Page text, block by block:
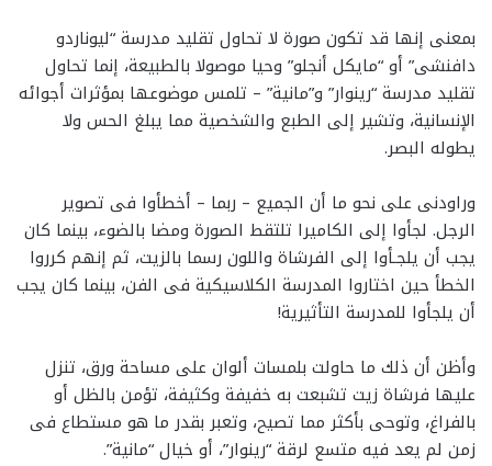
بمعنى إنها قد تكون صورة لا تحاول تقليد مدرسة “ليوناردو
دافنشى” أو “مايكل أنجلو” وحيا موصولا بالطبيعة، إنما تحاول
تقليد مدرسة “رينوار” و”مانية” – تلمس موضوعها بمؤثرات أجوائه
الإنسانية، وتشير إلى الطبع والشخصية مما يبلغ الحس ولا
يطوله البصر.
وراودنى على نحو ما أن الجميع – ربما – أخطأوا فى تصوير
الرجل. لجأوا إلى الكاميرا تلتقط الصورة ومضا بالضوء، بينما كان
يجب أن يلجـأوا إلى الفرشاة واللون رسما بالزيت، ثم إنهم كرروا
الخطأ حين اختاروا المدرسة الكلاسيكية فى الفن، بينما كان يجب
أن يلجأوا للمدرسة التأثيرية!
وأظن أن ذلك ما حاولت بلمسات ألوان على مساحة ورق، تنزل
عليها فرشاة زيت تشبعت به خفيفة وكثيفة، تؤمن بالظل أو
بالفراغ، وتوحى بأكثر مما تصيح، وتعبر بقدر ما هو مستطاع فى
زمن لم يعد فيه متسع لرقة “رينوار”، أو خيال “مانية”.